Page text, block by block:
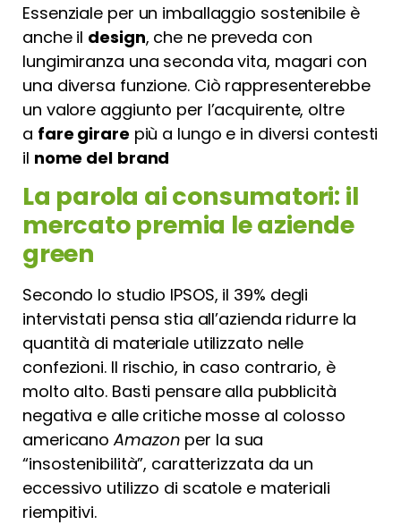
Essenziale per un imballaggio sostenibile è
anche il design, che ne preveda con
lungimiranza una seconda vita, magari con
una diversa funzione. Ciò rappresenterebbe
un valore aggiunto per l’acquirente, oltre
a fare girare più a lungo e in diversi contesti
il nome del brand
La parola ai consumatori: il
mercato premia le aziende
green
Secondo lo studio IPSOS, il 39% degli
intervistati pensa stia all’azienda ridurre la
quantità di materiale utilizzato nelle
confezioni. Il rischio, in caso contrario, è
molto alto. Basti pensare alla pubblicità
negativa e alle critiche mosse al colosso
americanoAmazon per la sua
“insostenibilità”, caratterizzata da un
eccessivo utilizzo di scatole e materiali
riempitivi.